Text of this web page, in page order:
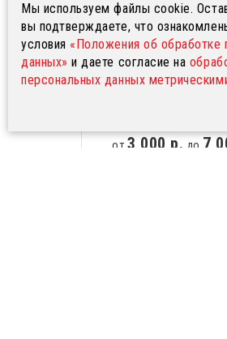
от 3 000 р. до 7
Мы используем файлы cookie.
вы подтверждаете, что
условия «Положения об обработке
данных» и даете согласие на
персональных данных